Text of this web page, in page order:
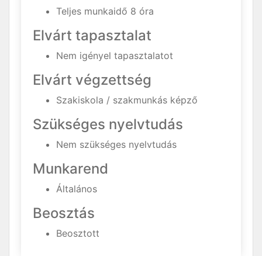
Teljes munkaidő 8 óra
Elvárt tapasztalat
Nem igényel tapasztalatot
Elvárt végzettség
Szakiskola / szakmunkás képző
Szükséges nyelvtudás
Nem szükséges nyelvtudás
Munkarend
Általános
Beosztás
Beosztott